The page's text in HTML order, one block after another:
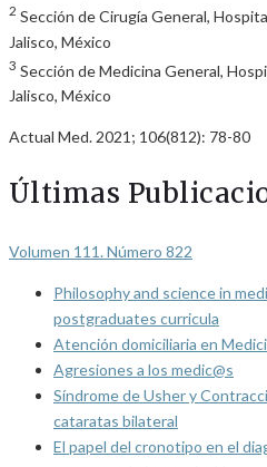
2 Sección de Cirugía General,
Jalisco, México
3 Sección de Medicina General,
Jalisco, México
Actual Med. 2021; 106(812): 78-80
Últimas
Volumen 111. Número 822
Philosophy and science in
postgraduates curricula
Atención domiciliaria en
Agresiones a los medic@s
Síndrome de Usher y
cataratas bilateral
El papel del cronotipo en el